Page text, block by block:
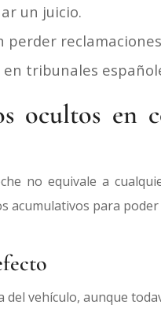
un juicio.
perder
tribunales
ocultos en
no equivale a
acumulativos para
vehículo, aunque